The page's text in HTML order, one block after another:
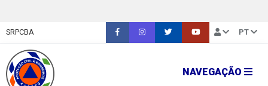
SRPCBA PT
NAVEGAÇÃO